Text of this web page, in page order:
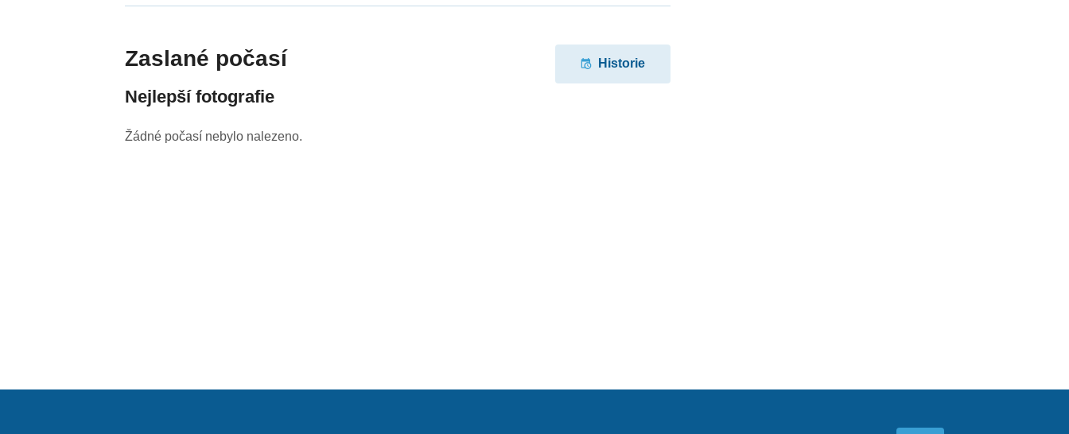
Zaslané počasí
Nejlepší fotografie
Historie
Žádné počasí nebylo nalezeno.